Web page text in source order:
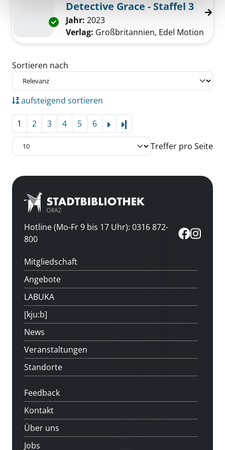
Exemplar-Details von Detective Grace -
Detective Grace - Staffel 3
Suche nach diesem Verfasser
Jahr: 2023
Verlag: Großbritannien, Edel Motion
Zu den Suchfiltern springen
Sortieren nach
aufsteigend sortieren
1 2 3 4 5 6
Treffer pro Seite
Hotline (Mo-Fr 9 bis 17 Uhr): 0316 872-
800
Mitgliedschaft
Angebote
LABUKA
[kju:b]
News
Veranstaltungen
Standorte
Feedback
Kontakt
Über uns
Jobs